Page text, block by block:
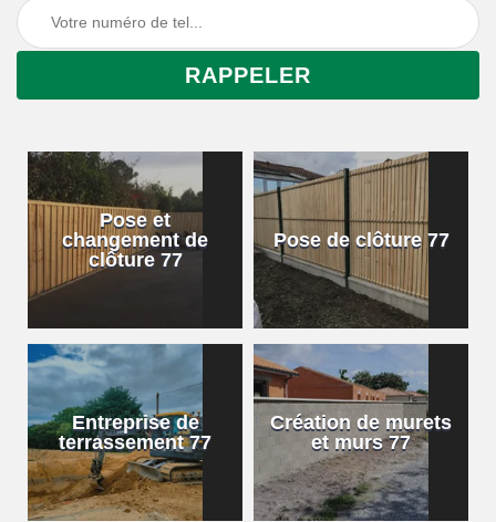
Pose et
changement de
clôture 77
Pose de clôture 77
Entreprise de
terrassement 77
Création de murets
et murs 77